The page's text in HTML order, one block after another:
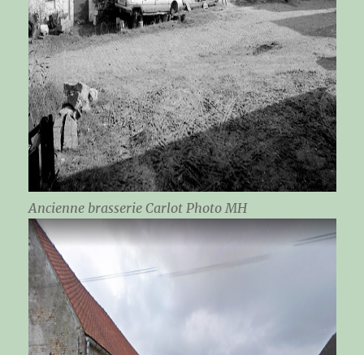
Ancienne brasserie Carlot Photo MH